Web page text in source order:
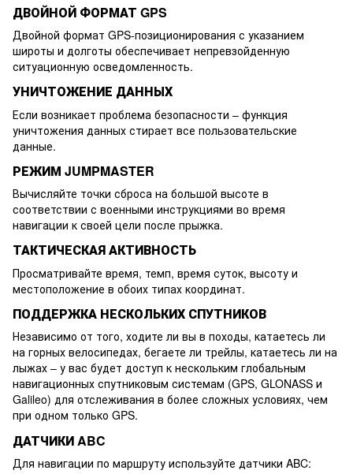
ДВОЙНОЙ ФОРМАТ GPS
Двойной формат GPS-позиционирования с указанием
широты и долготы обеспечивает непревзойденную
ситуационную осведомленность.
УНИЧТОЖЕНИЕ ДАННЫХ
Если возникает проблема безопасности – функция
уничтожения данных стирает все пользовательские
данные.
РЕЖИМ JUMPMASTER
Вычисляйте точки сброса на большой высоте в
соответствии с военными инструкциями во время
навигации к своей цели после прыжка.
ТАКТИЧЕСКАЯ АКТИВНОСТЬ
Просматривайте время, темп, время суток, высоту и
местоположение в обоих типах координат.
ПОДДЕРЖКА НЕСКОЛЬКИХ СПУТНИКОВ
Независимо от того, ходите ли вы в походы, катаетесь ли
на горных велосипедах, бегаете ли трейлы, катаетесь ли на
лыжах – у вас будет доступ к нескольким глобальным
навигационных спутниковым системам (GPS, GLONASS и
Galileo) для отслеживания в более сложных условиях, чем
при одном только GPS.
ДАТЧИКИ ABC
Для навигации по маршруту используйте датчики ABC: